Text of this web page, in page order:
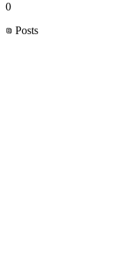
0
Posts